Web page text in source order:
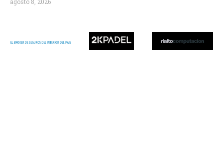
agosto 8, 2026